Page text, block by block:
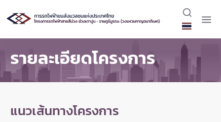
รายละเอียดโครงการ
แนวเส้นทางโครงการ